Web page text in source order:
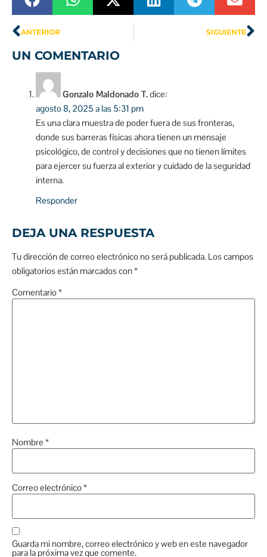
ANTERIOR SIGUIENTE
UN COMENTARIO
Gonzalo Maldonado T.dice:
agosto 8, 2025 a las 5:31 pm
Es una clara muestra de poder fuera de sus fronteras,
donde sus barreras físicas ahora tienen un mensaje
psicológico, de control y decisiones que no tienen límites
para ejercer su fuerza al exterior y cuidado de la seguridad
interna.
Responder
DEJA UNA RESPUESTA
Tu dirección de correo electrónico no será publicada. Los campos
obligatorios están marcados con*
Comentario*
Nombre *
Correo electrónico*
Guarda mi nombre, correo electrónico y web en este navegador
para la próxima vez que comente.